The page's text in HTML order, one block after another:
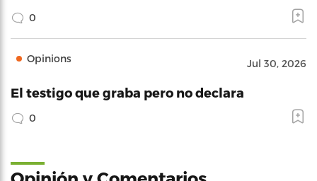
0
Opinions Jul 30, 2026
El testigo que graba pero no declara
0